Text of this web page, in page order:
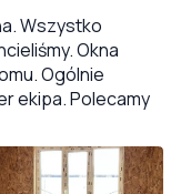
Wszystko
Okna
Ogólnie
ekipa. Polecamy